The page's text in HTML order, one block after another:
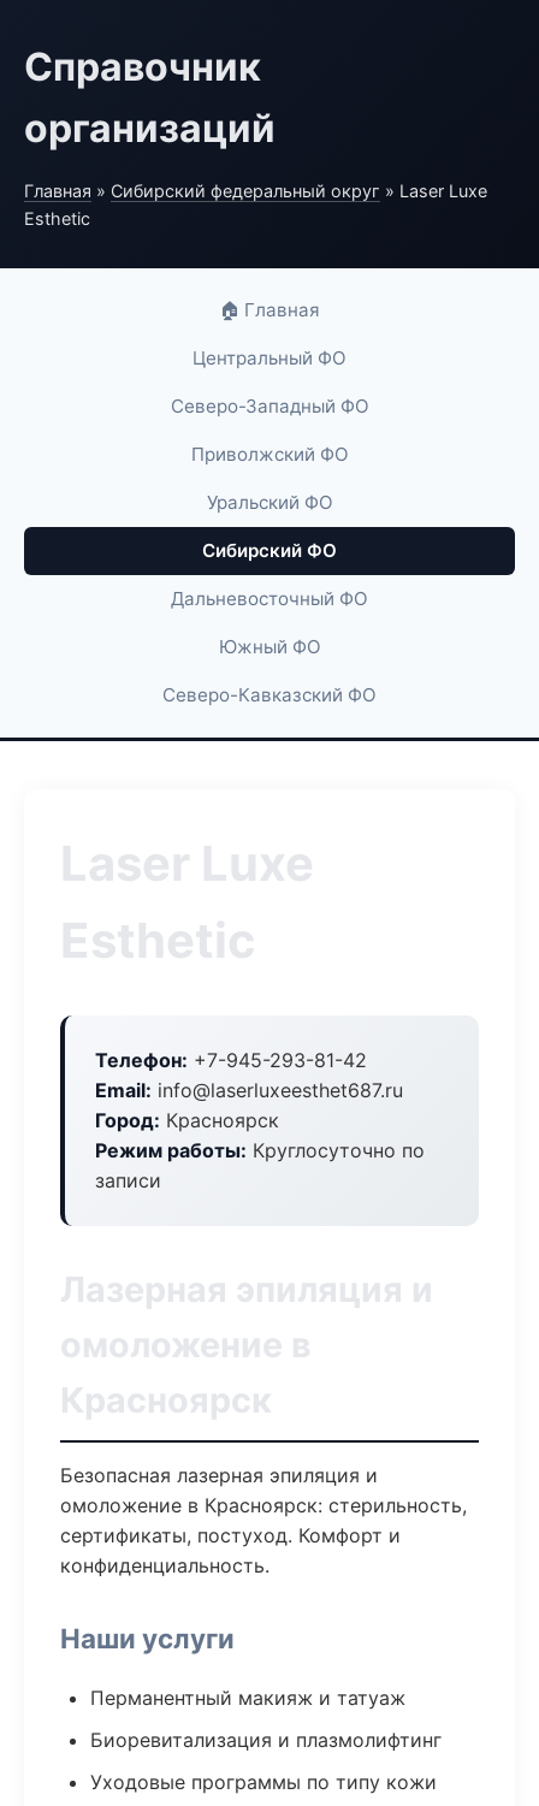
Справочник
организаций
Главная » Сибирский федеральный округ » Laser Luxe
Esthetic
🏠 Главная
Центральный ФО
Северо-Западный ФО
Приволжский ФО
Уральский ФО
Сибирский ФО
Дальневосточный ФО
Южный ФО
Северо-Кавказский ФО
Laser Luxe
Esthetic
Телефон: +7-945-293-81-42
Email: info@laserluxeesthet687.ru
Город: Красноярск
Режим работы: Круглосуточно по
записи
Лазерная эпиляция и
омоложение в
Красноярск
Безопасная лазерная эпиляция и
омоложение в Красноярск: стерильность,
сертификаты, постуход. Комфорт и
конфиденциальность.
Наши услуги
Перманентный макияж и татуаж
Биоревитализация и плазмолифтинг
Уходовые программы по типу кожи